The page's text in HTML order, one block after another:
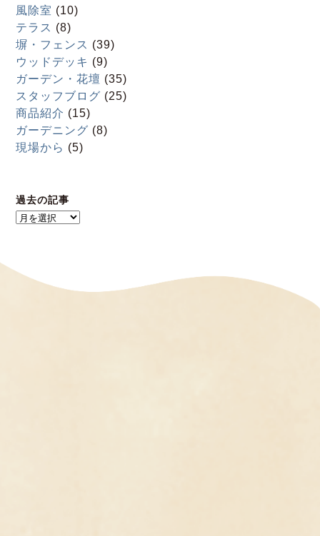
風除室 (10)
テラス (8)
塀・フェンス (39)
ウッドデッキ (9)
ガーデン・花壇 (35)
スタッフブログ (25)
商品紹介 (15)
ガーデニング (8)
現場から (5)
過去の記事
過
記